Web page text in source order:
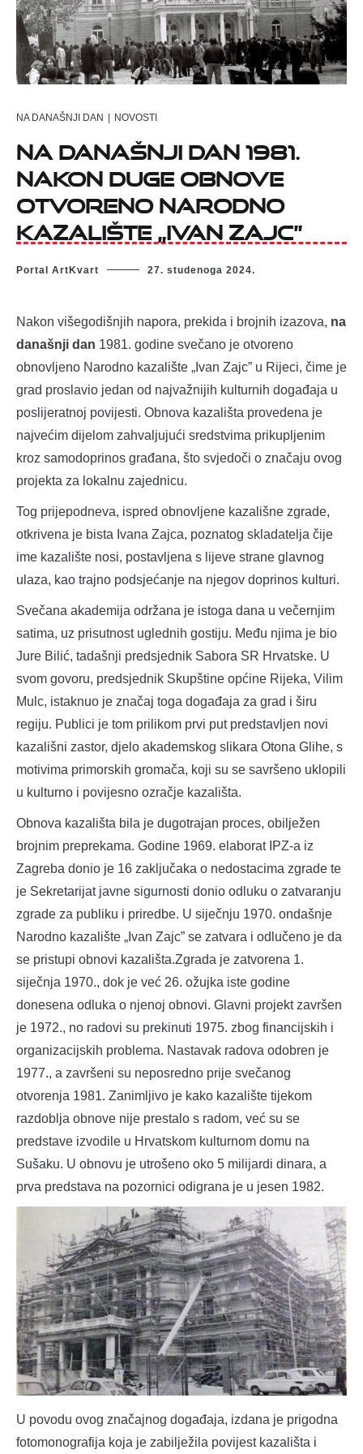
NA DANAŠNJI DAN | NOVOSTI
Na današnji dan 1981.
nakon duge obnove
otvoreno Narodno
kazalište „Ivan Zajc”
Portal ArtKvart 27. studenoga 2024.
Nakon višegodišnjih napora, prekida i brojnih izazova, na
današnji dan 1981. godine svečano je otvoreno
obnovljeno Narodno kazalište „Ivan Zajc” u Rijeci, čime je
grad proslavio jedan od najvažnijih kulturnih događaja u
poslijeratnoj povijesti. Obnova kazališta provedena je
najvećim dijelom zahvaljujući sredstvima prikupljenim
kroz samodoprinos građana, što svjedoči o značaju ovog
projekta za lokalnu zajednicu.
Tog prijepodneva, ispred obnovljene kazališne zgrade,
otkrivena je bista Ivana Zajca, poznatog skladatelja čije
ime kazalište nosi, postavljena s lijeve strane glavnog
ulaza, kao trajno podsjećanje na njegov doprinos kulturi.
Svečana akademija održana je istoga dana u večernjim
satima, uz prisutnost uglednih gostiju. Među njima je bio
Jure Bilić, tadašnji predsjednik Sabora SR Hrvatske. U
svom govoru, predsjednik Skupštine općine Rijeka, Vilim
Mulc, istaknuo je značaj toga događaja za grad i širu
regiju. Publici je tom prilikom prvi put predstavljen novi
kazališni zastor, djelo akademskog slikara Otona Glihe, s
motivima primorskih gromača, koji su se savršeno uklopili
u kulturno i povijesno ozračje kazališta.
Obnova kazališta bila je dugotrajan proces, obilježen
brojnim preprekama. Godine 1969. elaborat IPZ-a iz
Zagreba donio je 16 zaključaka o nedostacima zgrade te
je Sekretarijat javne sigurnosti donio odluku o zatvaranju
zgrade za publiku i priredbe. U siječnju 1970. ondašnje
Narodno kazalište „Ivan Zajc” se zatvara i odlučeno je da
se pristupi obnovi kazališta.Zgrada je zatvorena 1.
siječnja 1970., dok je već 26. ožujka iste godine
donesena odluka o njenoj obnovi. Glavni projekt završen
je 1972., no radovi su prekinuti 1975. zbog financijskih i
organizacijskih problema. Nastavak radova odobren je
1977., a završeni su neposredno prije svečanog
otvorenja 1981. Zanimljivo je kako kazalište tijekom
razdoblja obnove nije prestalo s radom, već su se
predstave izvodile u Hrvatskom kulturnom domu na
Sušaku. U obnovu je utrošeno oko 5 milijardi dinara, a
prva predstava na pozornici odigrana je u jesen 1982.
U povodu ovog značajnog događaja, izdana je prigodna
fotomonografija koja je zabilježila povijest kazališta i